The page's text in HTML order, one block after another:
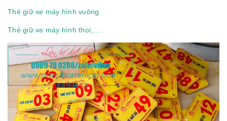
Thẻ giữ xe máy hình vuông
Thẻ giữ xe máy hình thoi,….